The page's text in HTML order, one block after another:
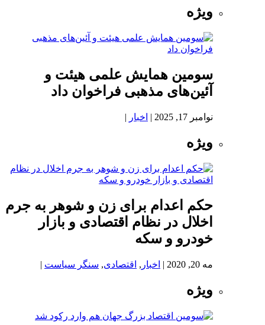
ویژه
سومین همایش علمی هیئت و
آئین‌های مذهبی فراخوان داد
نوامبر 17, 2025 | اخبار |
ویژه
حکم اعدام برای زن و شوهر به جرم
اخلال در نظام اقتصادی و بازار
خودرو و سکه
مه 20, 2020 | اخبار , اقتصادی, سنگر سیاست |
ویژه